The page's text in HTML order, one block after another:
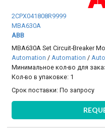
2CPX041808R9999
MBA630A
ABB
MBA630A Set Circuit-Breaker
Automation /Automation /
Минимальное кол-во для
Кол-во в упаковке: 1
Срок поставки:По запросу